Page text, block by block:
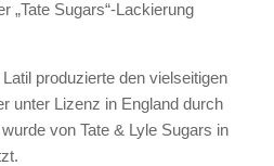
„Tate Sugars“-Lackierung
produzierte den vielseitigen
unter Lizenz in England durch
von Tate & Lyle Sugars in